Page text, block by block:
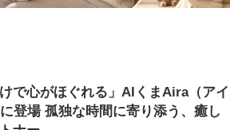
けで心がほぐれる」AIくまAira（アイ
登場 孤独な時間に寄り添う、癒し